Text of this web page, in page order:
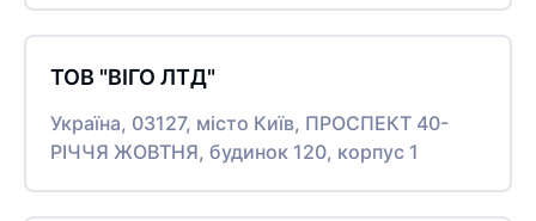
ТОВ "ВІГО ЛТД"
Україна, 03127, місто Київ, ПРОСПЕКТ 40-
РІЧЧЯ ЖОВТНЯ, будинок 120, корпус 1